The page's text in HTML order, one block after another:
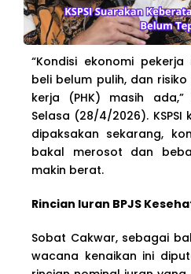
“Kondisi ekonomi
beli belum pulih, dan
kerja (PHK) masih
Selasa (28/4/2026).
dipaksakan sekarang,
bakal merosot dan
makin berat.
Rincian Iuran BPJS
Sobat Cakwar, sebagai
wacana kenaikan ini